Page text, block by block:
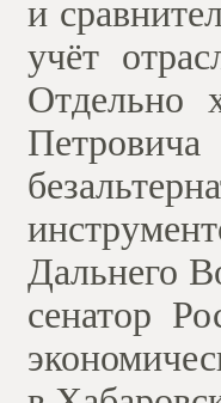
и
учёт
Отдельно
Дальнего
сенатор